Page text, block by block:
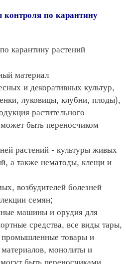
по карантину
карантину растений
материал
и декоративных культур,
луковицы, клубни, плоды),
растительного
быть переносчиком
растений - культуры живых
а также нематоды, клещи и
возбудителей болезней
семян;
машины и орудия для
средства, все виды тары,
товары и
монолиты и
быть переносчиками